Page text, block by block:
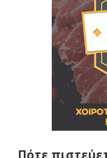
Πότε
εκλογές